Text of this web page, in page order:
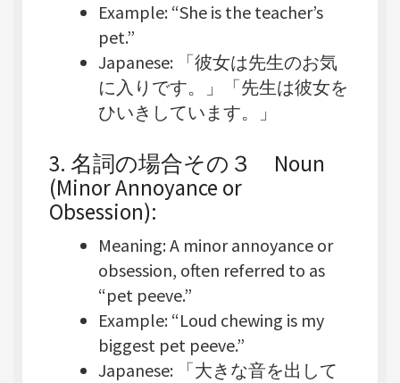
Example: “She is the teacher’s
pet.”
Japanese: 「彼女は先生のお気
に入りです。」「先生は彼女を
ひいきしています。」
3. 名詞の場合その３ Noun
(Minor Annoyance or
Obsession):
Meaning: A minor annoyance or
obsession, often referred to as
“pet peeve.”
Example: “Loud chewing is my
biggest pet peeve.”
Japanese: 「大きな音を出して